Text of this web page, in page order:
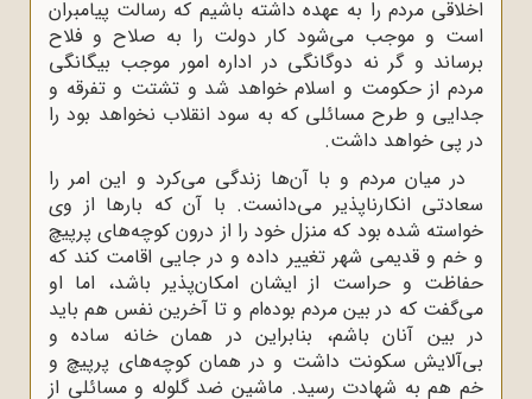
اخلاقی مردم را به عهده داشته باشیم که رسالت پیامبران
است و موجب می‌شود کار دولت را به صلاح و فلاح
برساند و گر نه دوگانگی در اداره امور موجب بیگانگی
مردم از حکومت و اسلام خواهد شد و تشتت و تفرقه و
جدایی و طرح مسائلی که به سود انقلاب نخواهد بود را
در پی خواهد داشت.
در میان مردم و با آن‌ها زندگی می‌کرد و این امر را
سعادتی انکارناپذیر می‌دانست. با آن که بارها از وی
خواسته شده بود که منزل خود را از درون کوچه‌های پرپیچ
و خم و قدیمی شهر تغییر داده و در جایی اقامت کند که
حفاظت و حراست از ایشان امکان‌پذیر باشد، اما او
می‌گفت که در بین مردم بوده‌ام و تا آخرین نفس هم باید
در بین آنان باشم، بنابراین در همان خانه ساده و
بی‌آلایش سکونت داشت و در همان کوچه‌های پرپیچ و
خم هم به شهادت رسید. ماشین ضد گلوله و مسائلی از